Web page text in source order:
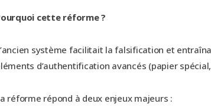
cette réforme ?
système facilitait la falsification et
d’authentification avancés (papier
réforme répond à deux enjeux majeurs :